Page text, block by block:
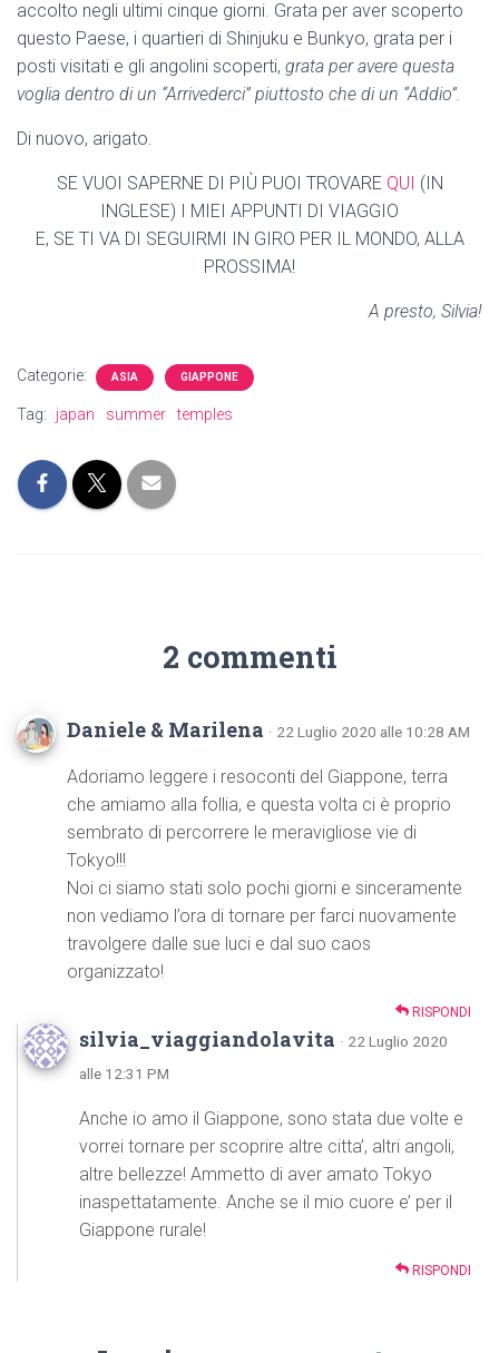
accolto negli ultimi cinque giorni. Grata per aver scoperto
questo Paese, i quartieri di Shinjuku e Bunkyo, grata per i
posti visitati e gli angolini scoperti, grata per avere questa
voglia dentro di un “Arrivederci” piuttosto che di un “Addio”.
Di nuovo, arigato.
SE VUOI SAPERNE DI PIÙ PUOI TROVARE QUI (IN
INGLESE) I MIEI APPUNTI DI VIAGGIO
E, SE TI VA DI SEGUIRMI IN GIRO PER IL MONDO, ALLA
PROSSIMA!
A presto, Silvia!
Categorie: ASIA GIAPPONE
Tag: japan summer temples
2 commenti
Daniele & Marilena · 22 Luglio 2020 alle 10:28 AM
Adoriamo leggere i resoconti del Giappone, terra
che amiamo alla follia, e questa volta ci è proprio
sembrato di percorrere le meravigliose vie di
Tokyo!!!
Noi ci siamo stati solo pochi giorni e sinceramente
non vediamo l’ora di tornare per farci nuovamente
travolgere dalle sue luci e dal suo caos
organizzato!
RISPONDI
silvia_viaggiandolavita · 22 Luglio 2020
alle 12:31 PM
Anche io amo il Giappone, sono stata due volte e
vorrei tornare per scoprire altre citta’, altri angoli,
altre bellezze! Ammetto di aver amato Tokyo
inaspettatamente. Anche se il mio cuore e’ per il
Giappone rurale!
RISPONDI